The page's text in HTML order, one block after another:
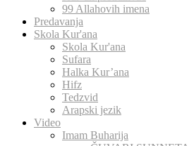
99 Allahovih imena
Predavanja
Skola Kur'ana
Skola Kur'ana
Sufara
Halka Kur’ana
Hifz
Tedzvid
Arapski jezik
Video
Imam Buharija